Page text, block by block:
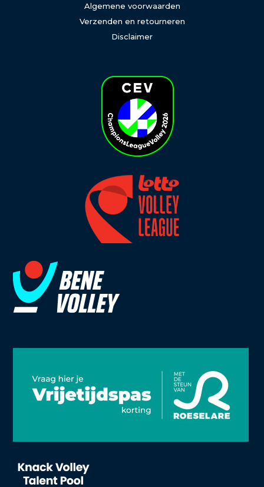
Algemene voorwaarden
Verzenden en retourneren
Disclaimer